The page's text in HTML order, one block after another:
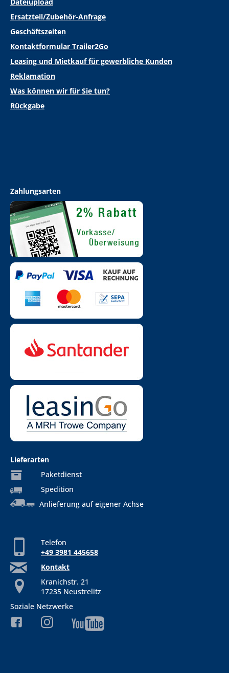
Ersatzteil/Zubehör-Anfrage
Geschäftszeiten
Kontaktformular Trailer2Go
Leasing und Mietkauf für gewerbliche Kunden
Reklamation
Was können wir für Sie tun?
Rückgabe
Zahlungsarten
Lieferarten
Paketdienst
Spedition
Anlieferung auf eigener Achse
Telefon
+49 3981 445658
Kontakt
Kranichstr. 21
17235 Neustrelitz
Soziale Netzwerke